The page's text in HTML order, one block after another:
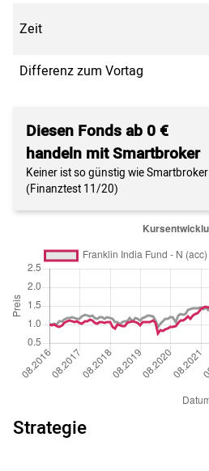
Zeit
Differenz zum Vortag
Diesen Fonds ab 0 €
handeln mit Smartbroker
Keiner ist so günstig wie Smartbroker
(Finanztest 11/20)
Strategie